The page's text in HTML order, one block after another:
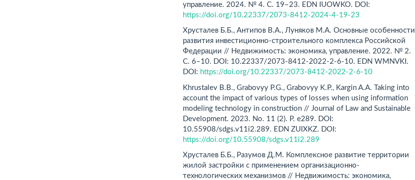
управление. 2024. № 4. С. 19–23. EDN IUOWKO. DOI:
https://doi.org/10.22337/2073-8412-2024-4-19-23
Хрусталев Б.Б., Антипов В.А., Луняков М.А. Основные особенности
развития инвестиционно-строительного комплекса Российской
Федерации // Недвижимость: экономика, управление. 2022. № 2.
С. 6–10. DOI: 10.22337/2073-8412-2022-2-6-10. EDN WMNVKI.
DOI: https://doi.org/10.22337/2073-8412-2022-2-6-10
Khrustalev B.B., Grabovyу P.G., Grabovyу K.P., Kargin A.A. Taking into
account the impact of various types of losses when using information
modeling technology in construction // Journal of Law and Sustainable
Development. 2023. No. 11 (2). P. e289. DOI:
10.55908/sdgs.v11i2.289. EDN ZUIXKZ. DOI:
https://doi.org/10.55908/sdgs.v11i2.289
Хрусталев Б.Б., Разумов Д.M. Комплексное развитие территории
жилой застройки с применением организационно-
технологических механизмов // Недвижимость: экономика,